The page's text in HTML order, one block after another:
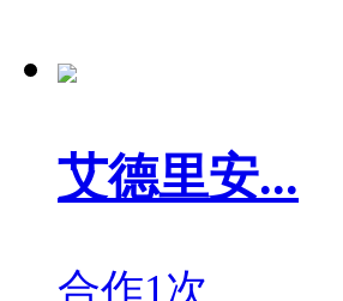
艾德里安...
合作1次